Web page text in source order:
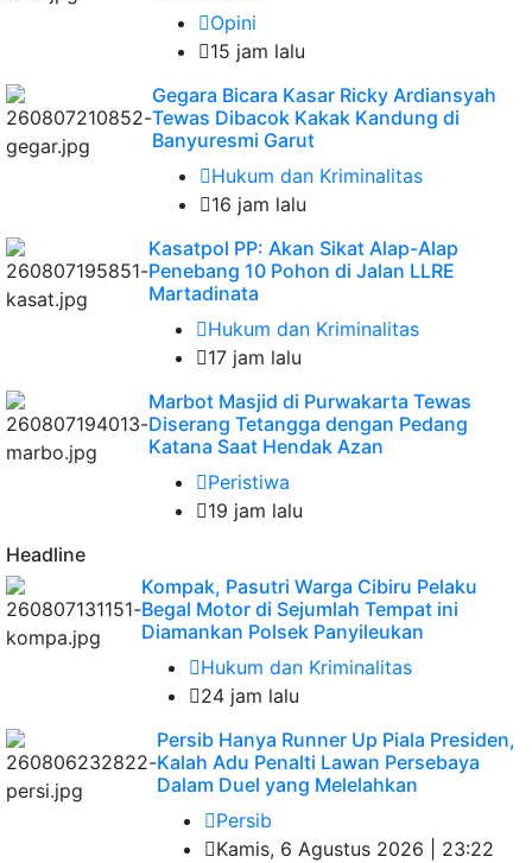
Opini
15 jam lalu
Gegara Bicara Kasar Ricky Ardiansyah
Tewas Dibacok Kakak Kandung di
Banyuresmi Garut
Hukum dan Kriminalitas
16 jam lalu
Kasatpol PP: Akan Sikat Alap-Alap
Penebang 10 Pohon di Jalan LLRE
Martadinata
Hukum dan Kriminalitas
17 jam lalu
Marbot Masjid di Purwakarta Tewas
Diserang Tetangga dengan Pedang
Katana Saat Hendak Azan
Peristiwa
19 jam lalu
Headline
Kompak, Pasutri Warga Cibiru Pelaku
Begal Motor di Sejumlah Tempat ini
Diamankan Polsek Panyileukan
Hukum dan Kriminalitas
24 jam lalu
Persib Hanya Runner Up Piala Presiden,
Kalah Adu Penalti Lawan Persebaya
Dalam Duel yang Melelahkan
Persib
Kamis, 6 Agustus 2026 | 23:22